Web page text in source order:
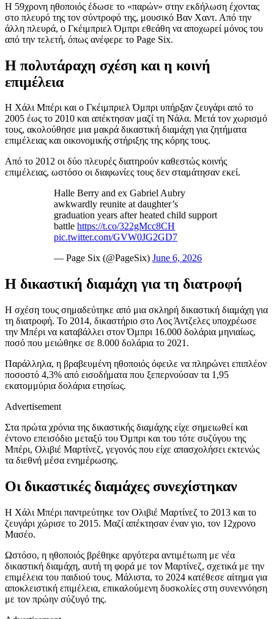
Η 59χρονη ηθοποιός έδωσε το «παρών» στην εκδήλωση έχοντας
στο πλευρό της τον σύντροφό της, μουσικό Βαν Χαντ. Από την
άλλη πλευρά, ο Γκέιμπριελ Όμπρι εθεάθη να αποχωρεί μόνος του
από την τελετή, όπως ανέφερε το Page Six.
Η πολυτάραχη σχέση και η κοινή
επιμέλεια
Η Χάλι Μπέρι και ο Γκέιμπριελ Όμπρι υπήρξαν ζευγάρι από το
2005 έως το 2010 και απέκτησαν μαζί τη Νάλα. Μετά τον χωρισμό
τους, ακολούθησε μια μακρά δικαστική διαμάχη για ζητήματα
επιμέλειας και οικονομικής στήριξης της κόρης τους.
Από το 2012 οι δύο πλευρές διατηρούν καθεστώς κοινής
επιμέλειας, ωστόσο οι διαφωνίες τους δεν σταμάτησαν εκεί.
Halle Berry and ex Gabriel Aubry
awkwardly reunite at daughter’s
graduation years after heated child support
battle https://t.co/322gMcc8CH
pic.twitter.com/GVW0JG2GD7
— Page Six (@PageSix) June 6, 2026
Η δικαστική διαμάχη για τη διατροφή
Η σχέση τους σημαδεύτηκε από μια σκληρή δικαστική διαμάχη για
τη διατροφή. Το 2014, δικαστήριο στο Λος Άντζελες υποχρέωσε
την Μπέρι να καταβάλλει στον Όμπρι 16.000 δολάρια μηνιαίως,
ποσό που μειώθηκε σε 8.000 δολάρια το 2021.
Παράλληλα, η βραβευμένη ηθοποιός όφειλε να πληρώνει επιπλέον
ποσοστό 4,3% από εισοδήματα που ξεπερνούσαν τα 1,95
εκατομμύρια δολάρια ετησίως.
Advertisement
Στα πρώτα χρόνια της δικαστικής διαμάχης είχε σημειωθεί και
έντονο επεισόδιο μεταξύ του Όμπρι και του τότε συζύγου της
Μπέρι, Ολιβιέ Μαρτίνεζ, γεγονός που είχε απασχολήσει εκτενώς
τα διεθνή μέσα ενημέρωσης.
Οι δικαστικές διαμάχες συνεχίστηκαν
Η Χάλι Μπέρι παντρεύτηκε τον Ολιβιέ Μαρτίνεζ το 2013 και το
ζευγάρι χώρισε το 2015. Μαζί απέκτησαν έναν γιο, τον 12χρονο
Μασέο.
Ωστόσο, η ηθοποιός βρέθηκε αργότερα αντιμέτωπη με νέα
δικαστική διαμάχη, αυτή τη φορά με τον Μαρτίνεζ, σχετικά με την
επιμέλεια του παιδιού τους. Μάλιστα, το 2024 κατέθεσε αίτημα για
αποκλειστική επιμέλεια, επικαλούμενη δυσκολίες στη συνεννόηση
με τον πρώην σύζυγό της.